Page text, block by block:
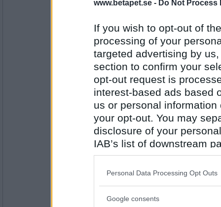
www.betapet.se - Do Not Process
If you wish to opt-out of
processing of your
targeted advertising by
section to confirm your
opt-out request is
interest-based ads based
us or personal
your opt-out. You may
disclosure of your
IAB’s list of downstream
also be disclosed by us
Downstream Participants
Please note that this
Personal Data Processing Opt Outs
Google consents
Antal inlägg:
34614
27944
Åk till någon hälsokostbutik
Ruckzuck
Antal inlägg:
om du är mjäkig